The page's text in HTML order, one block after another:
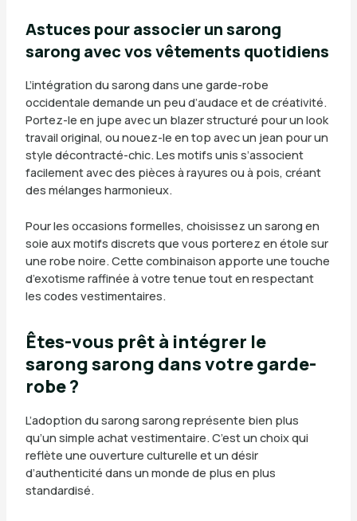
Astuces pour associer un sarong
sarong avec vos vêtements quotidiens
L’intégration du sarong dans une garde-robe
occidentale demande un peu d’audace et de créativité.
Portez-le en jupe avec un blazer structuré pour un look
travail original, ou nouez-le en top avec un jean pour un
style décontracté-chic. Les motifs unis s’associent
facilement avec des pièces à rayures ou à pois, créant
des mélanges harmonieux.
Pour les occasions formelles, choisissez un sarong en
soie aux motifs discrets que vous porterez en étole sur
une robe noire. Cette combinaison apporte une touche
d’exotisme raffinée à votre tenue tout en respectant
les codes vestimentaires.
Êtes-vous prêt à intégrer le
sarong sarong dans votre garde-
robe ?
L’adoption du sarong sarong représente bien plus
qu’un simple achat vestimentaire. C’est un choix qui
reflète une ouverture culturelle et un désir
d’authenticité dans un monde de plus en plus
standardisé.